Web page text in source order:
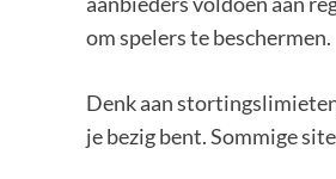
om spelers te beschermen.
Denk aan
je bezig bent. Sommige